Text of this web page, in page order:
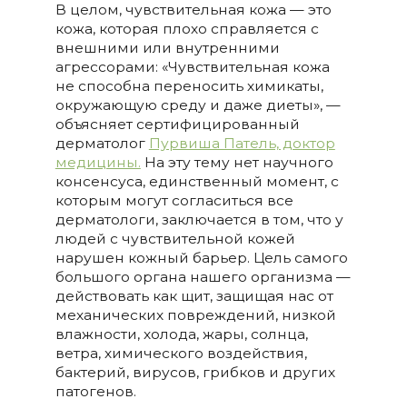
В целом, чувствительная кожа — это
кожа, которая плохо справляется с
внешними или внутренними
агрессорами: «Чувствительная кожа
не способна переносить химикаты,
окружающую среду и даже диеты», —
объясняет сертифицированный
дерматолог Пурвиша Патель, доктор
медицины. На эту тему нет научного
консенсуса, единственный момент, с
которым могут согласиться все
дерматологи, заключается в том, что у
людей с чувствительной кожей
нарушен кожный барьер. Цель самого
большого органа нашего организма —
действовать как щит, защищая нас от
механических повреждений, низкой
влажности, холода, жары, солнца,
ветра, химического воздействия,
бактерий, вирусов, грибков и других
патогенов.